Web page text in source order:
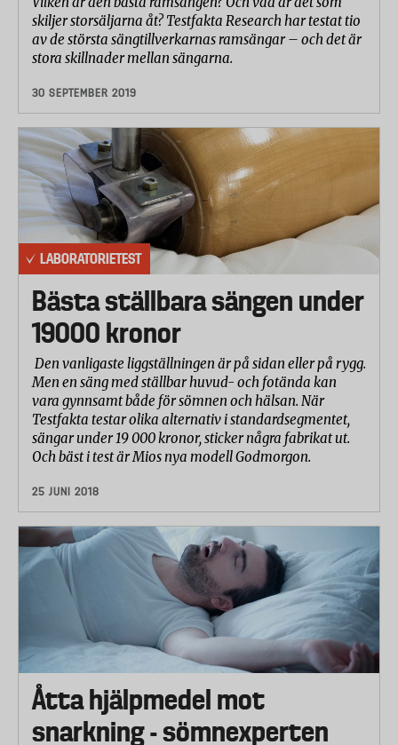
skiljer storsäljarna åt? Testfakta Research har testat tio
av de största sängtillverkarnas ramsängar – och det är
stora skillnader mellan sängarna.
30 SEPTEMBER 2019
LABORATORIETEST
Bästa ställbara sängen under
19000 kronor
Den vanligaste liggställningen är på sidan eller på rygg.
Men en säng med ställbar huvud- och fotända kan
vara gynnsamt både för sömnen och hälsan. När
Testfakta testar olika alternativ i standardsegmentet,
sängar under 19 000 kronor, sticker några fabrikat ut.
Och bäst i test är Mios nya modell Godmorgon.
25 JUNI 2018
Åtta hjälpmedel mot
snarkning - sömnexperten